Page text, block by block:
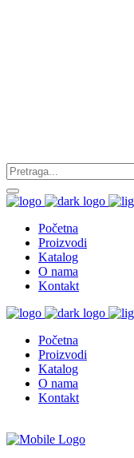
Početna
Proizvodi
Katalog
O nama
Kontakt
Početna
Proizvodi
Katalog
O nama
Kontakt